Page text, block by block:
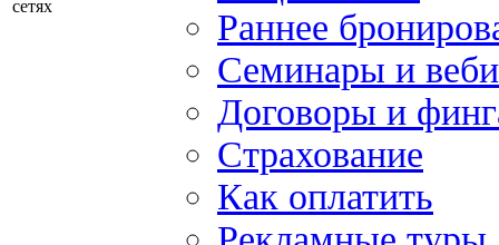
сетях
Раннее
Семинары и
Договоры и
Страхование
Как оплатить